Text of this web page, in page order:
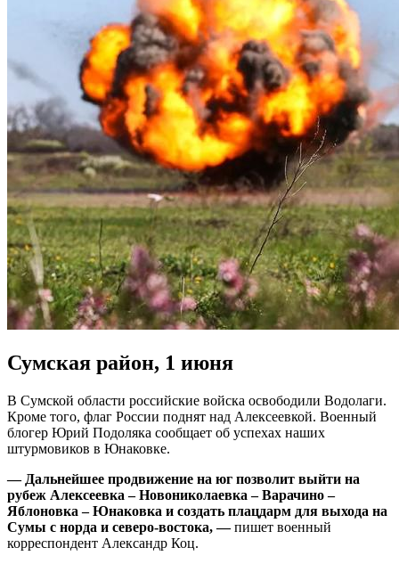
Сумская район, 1 июня
В Сумской области российские войска освободили Водолаги.
Кроме того, флаг России поднят над Алексеевкой. Военный
блогер Юрий Подоляка сообщает об успехах наших
штурмовиков в Юнаковке.
— Дальнейшее продвижение на юг позволит выйти на
рубеж Алексеевка – Новониколаевка – Варачино –
Яблоновка – Юнаковка и создать плацдарм для выхода на
Сумы с норда и северо-востока, —пишет военный
корреспондент Александр Коц.